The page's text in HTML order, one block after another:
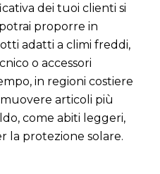
dei tuoi clienti si
proporre in
adatti a climi freddi,
o accessori
in regioni costiere
articoli più
come abiti leggeri,
la protezione solare.